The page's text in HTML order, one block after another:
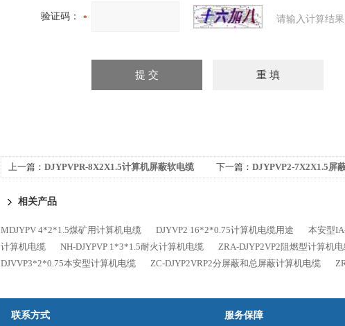
验证码： 请输入计算结
上一篇： DJYPVPR-8X2X1.5计算机屏蔽软电缆 下一篇： DJYPVP2-7X2X1.5屏
相关产品
MDJYPV 4*2*1.5煤矿用计算机电缆 DJYVP2 16*2*0.75计算机电缆用途 本安型
计算机电缆
NH-DJYPVP 1*3*1.5耐火计算机电缆 ZRA-DJYP2VP2阻燃型计算机
DJVVP3*2*0.75本安型计算机电缆
ZC-DJYP2VRP2分屏蔽和总屏蔽计算机电缆
联系方式 服务保障